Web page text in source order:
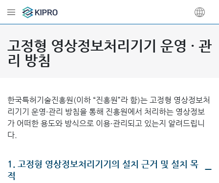
고정형 영상정보처리기기 운영 · 관
리 방침
한국특허기술진흥원(이하 “진흥원”라 함)는 고정형 영상정보처
리기기 운영·관리 방침을 통해 진흥원에서 처리하는 영상정보
가 어떠한 용도와 방식으로 이용·관리되고 있는지 알려드립니
다.
1. 고정형 영상정보처리기기의 설치 근거 및 설치 목
적